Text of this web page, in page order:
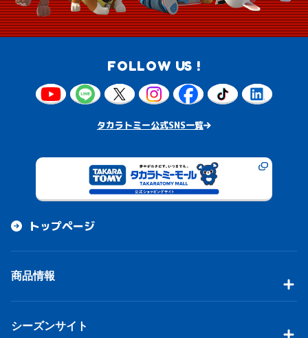
FOLLOW US !
タカラトミー公式SNS一覧
トップページ
商品情報
シーズンサイト